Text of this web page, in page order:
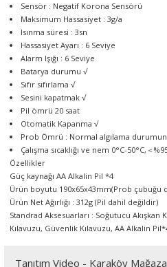
Sensör : Negatif Korona Sensörü
Maksimum Hassasiyet : 3g/a
Isınma süresi : 3sn
Hassasiyet Ayarı : 6 Seviye
Alarm Işığı : 6 Seviye
Batarya durumu √
Sıfır sıfırlama √
Sesini kapatmak √
Pil ömrü 20 saat
Otomatik Kapanma √
Prob Ömrü : Normal algılama
Çalışma sıcaklığı ve nem 0°C-50°C,＜
Özellikler
Güç kaynağı AA Alkalin Pil *4
Ürün boyutu 190x65x43mm(Prob çubuğu
Ürün Net Ağırlığı : 312g (Pil dahil değildir)
Standrad Aksesuarları : Soğutucu Akışkan
Kılavuzu, Güvenlik Kılavuzu, AA Alkalin
Tanıtım Video - Karaköy Mağaza